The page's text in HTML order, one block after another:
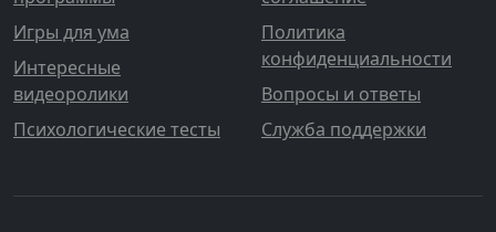
Игры для ума
Интересные
видеоролики
Психологические тесты
Политика
конфиденциальности
Вопросы и ответы
Служба поддержки